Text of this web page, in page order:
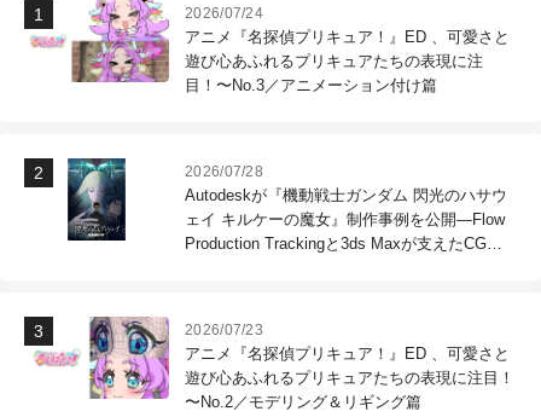
2026/07/24
アニメ『名探偵プリキュア！』ED 、可愛さと
遊び心あふれるプリキュアたちの表現に注
目！〜No.3／アニメーション付け篇
2026/07/28
Autodeskが『機動戦士ガンダム 閃光のハサウ
ェイ キルケーの魔女』制作事例を公開―Flow
Production Trackingと3ds Maxが支えたCG制
2026/07/23
アニメ『名探偵プリキュア！』ED 、可愛さと
遊び心あふれるプリキュアたちの表現に注目！
〜No.2／モデリング＆リギング篇